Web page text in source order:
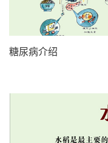
糖尿病介绍